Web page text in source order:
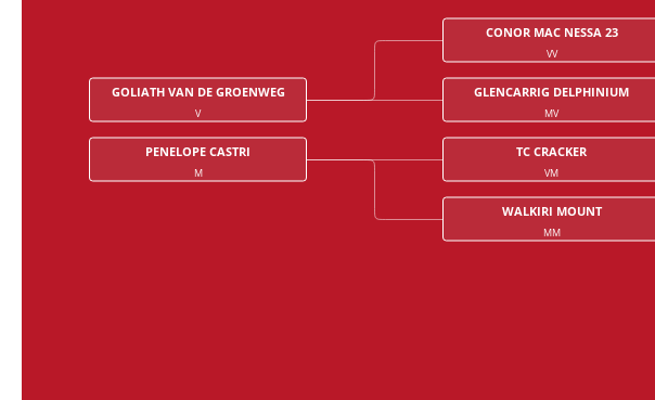
GOLIATH VAN DE GROENWEG
V
PENELOPE CASTRI
M
CONOR MAC NESSA 23
VV
GLENCARRIG DELPHINIUM
MV
TC CRACKER
VM
WALKIRI MOUNT
MM